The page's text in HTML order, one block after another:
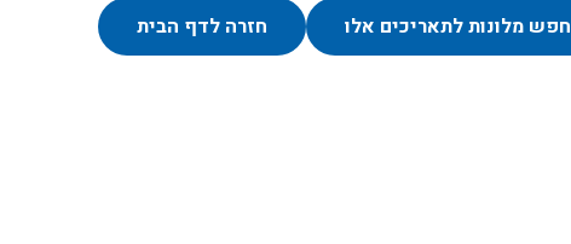
חפש מלונות לתאריכים אלו חזרה לדף הבית